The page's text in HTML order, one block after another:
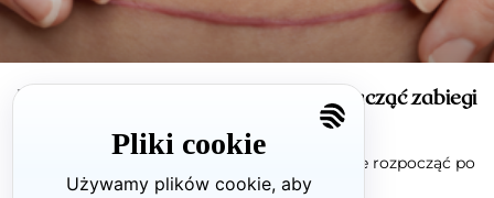
Blizny pooperacyjne – kiedy można zacząć zabiegi
Zabiegi na blizny pooperacyjne można zwykle rozpocząć po
całkowitym zagojeniu
Pliki cookie
Używamy plików cookie, aby